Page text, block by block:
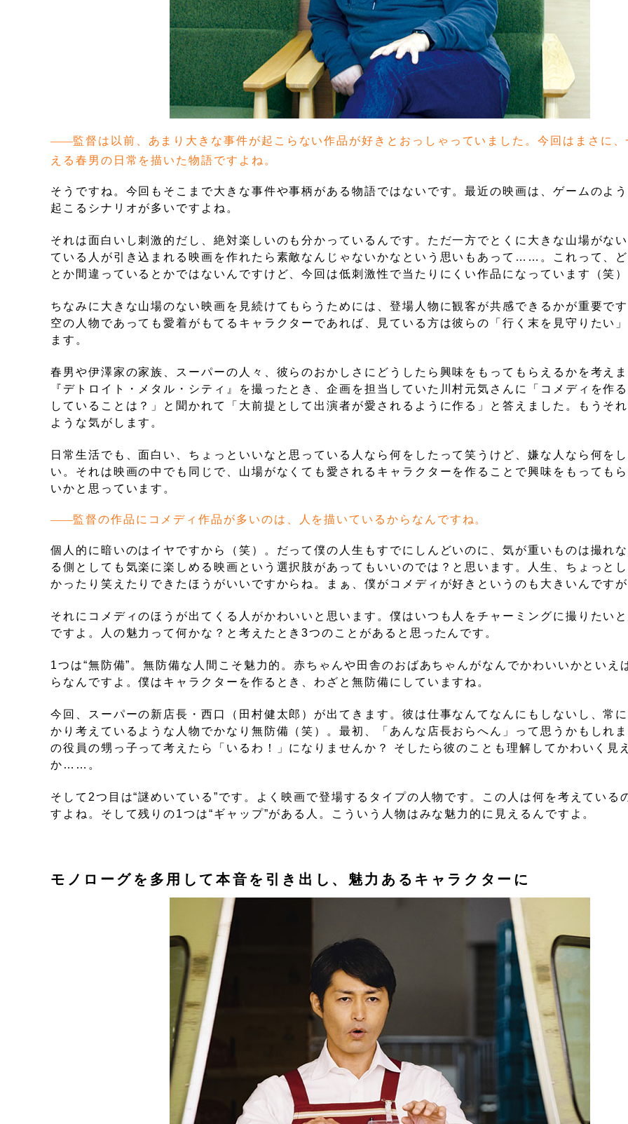
監督は以前、あまり大きな事件が起こらない作品が好きとおっしゃっていました。今回はまさに、
える春男の日常を描いた物語ですよね。
そうですね。今回もそこまで大きな事件や事柄がある物語ではないです。最近の映画は、ゲームのよ
起こるシナリオが多いですよね。
それは面白いし刺激的だし、絶対楽しいのも分かっているんです。ただ一方でとくに大きな山場がな
ている人が引き込まれる映画を作れたら素敵なんじゃないかなという思いもあって……。これって、
とか間違っているとかではないんですけど、今回は低刺激性で当たりにくい作品になっています（笑）
ちなみに大きな山場のない映画を見続けてもらうためには、登場人物に観客が共感できるかが重要で
空の人物であっても愛着がもてるキャラクターであれば、見ている方は彼らの「行く末を見守りたい
ます。
春男や伊澤家の家族、スーパーの人々、彼らのおかしさにどうしたら興味をもってもらえるかを考えま
『デトロイト・メタル・シティ』を撮ったとき、企画を担当していた川村元気さんに「コメディを作
していることは？」と聞かれて「大前提として出演者が愛されるように作る」と答えました。もうそ
ような気がします。
日常生活でも、面白い、ちょっといいなと思っている人なら何をしたって笑うけど、嫌な人なら何を
い。それは映画の中でも同じで、山場がなくても愛されるキャラクターを作ることで興味をもっても
いかと思っています。
監督の作品にコメディ作品が多いのは、人を描いているからなんですね。
個人的に暗いのはイヤですから（笑）。だって僕の人生もすでにしんどいのに、気が重いものは撮れ
る側としても気楽に楽しめる映画という選択肢があってもいいのでは？と思います。人生、ちょっと
かったり笑えたりできたほうがいいですからね。まぁ、僕がコメディが好きというのも大きいんですが
それにコメディのほうが出てくる人がかわいいと思います。僕はいつも人をチャーミングに撮りたい
ですよ。人の魅力って何かな？と考えたとき3つのことがあると思ったんです。
1つは“無防備”。無防備な人間こそ魅力的。赤ちゃんや田舎のおばあちゃんがなんでかわいいかといえ
らなんですよ。僕はキャラクターを作るとき、わざと無防備にしていますね。
今回、スーパーの新店長・西口（田村健太郎）が出てきます。彼は仕事なんてなんにもしないし、常
かり考えているような人物でかなり無防備（笑）。最初、「あんな店長おらへん」って思うかもしれ
の役員の甥っ子って考えたら「いるわ！」になりませんか？ そしたら彼のことも理解してかわいく見
か……。
そして2つ目は“謎めいている”です。よく映画で登場するタイプの人物です。この人は何を考えている
すよね。そして残りの1つは“ギャップ”がある人。こういう人物はみな魅力的に見えるんですよ。
モノローグを多用して本音を引き出し、魅力あるキャラクターに